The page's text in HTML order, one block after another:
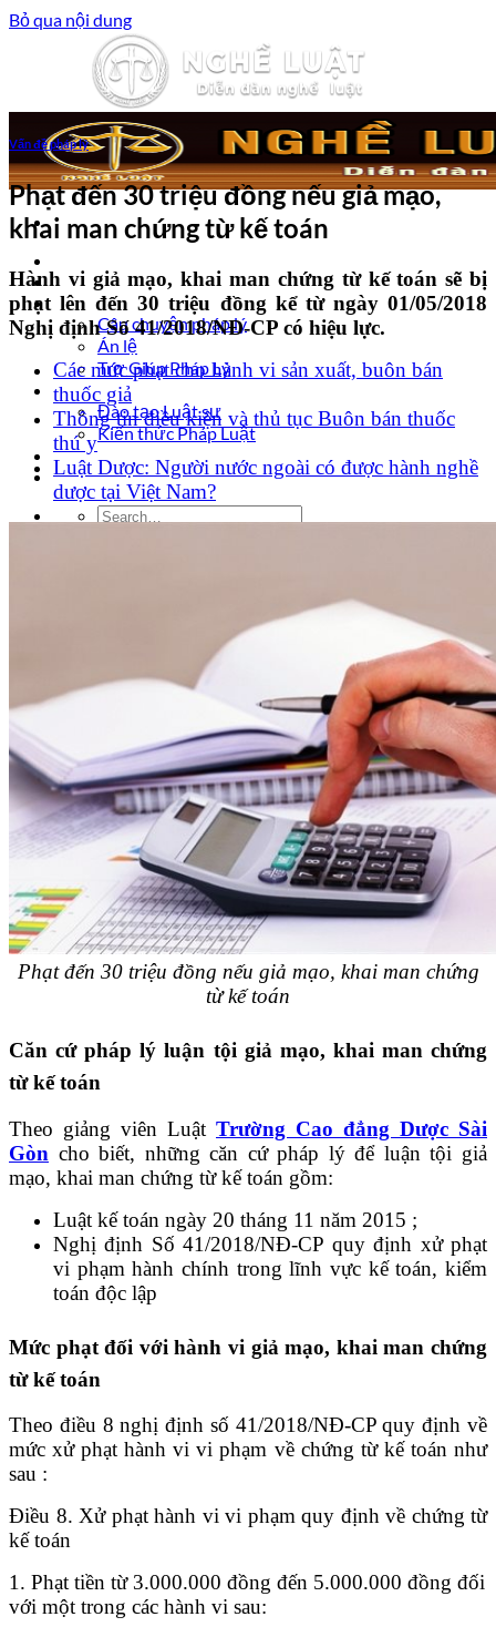
Bỏ qua nội dung
Luật sư tư vấn
Vấn đề pháp lý
Câu chuyện pháp lý
Án lệ
Trợ Giúp Pháp Lý
Nghề Luật
Đào tạo Luật sư
Kiến thức Pháp Luật
Kinh nghiệm – Kỹ năng
Tin tức pháp luật
Vấn đề pháp lý
Phạt đến 30 triệu đồng nếu giả mạo,
khai man chứng từ kế toán
Hành vi giả mạo, khai man chứng từ kế toán sẽ bị
phạt lên đến 30 triệu đồng kể từ ngày 01/05/2018
Nghị định Số 41/2018/NĐ-CP có hiệu lực.
Các mức phạt cho hành vi sản xuất, buôn bán
thuốc giả
Thông tin điều kiện và thủ tục Buôn bán thuốc
thú y
Luật Dược: Người nước ngoài có được hành nghề
dược tại Việt Nam?
Phạt đến 30 triệu đồng nếu giả mạo, khai man chứng
từ kế toán
Căn cứ pháp lý luận tội giả mạo, khai man chứng
từ kế toán
Theo giảng viên Luật Trường Cao đẳng Dược Sài
Gòn cho biết, những căn cứ pháp lý để luận tội giả
mạo, khai man chứng từ kế toán gồm:
Luật kế toán ngày 20 tháng 11 năm 2015 ;
Nghị định Số 41/2018/NĐ-CP quy định xử phạt
vi phạm hành chính trong lĩnh vực kế toán, kiểm
toán độc lập
Mức phạt đối với hành vi giả mạo, khai man chứng
từ kế toán
Theo điều 8 nghị định số 41/2018/NĐ-CP quy định về
mức xử phạt hành vi vi phạm về chứng từ kế toán như
sau :
Điều 8. Xử phạt hành vi vi phạm quy định về chứng từ
kế toán
1. Phạt tiền từ 3.000.000 đồng đến 5.000.000 đồng đối
với một trong các hành vi sau: